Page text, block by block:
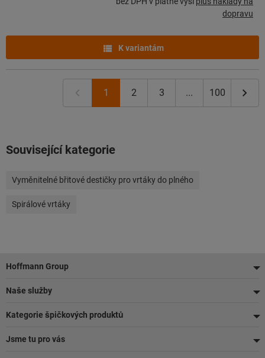
dopravu
K variantám
1 2 3 ... 100
Související kategorie
Vyměnitelné břitové destičky pro vrtáky do plného
Spirálové vrtáky
Zápatí
Hoffmann Group
Naše služby
Kategorie špičkových produktů
Jsme tu pro vás